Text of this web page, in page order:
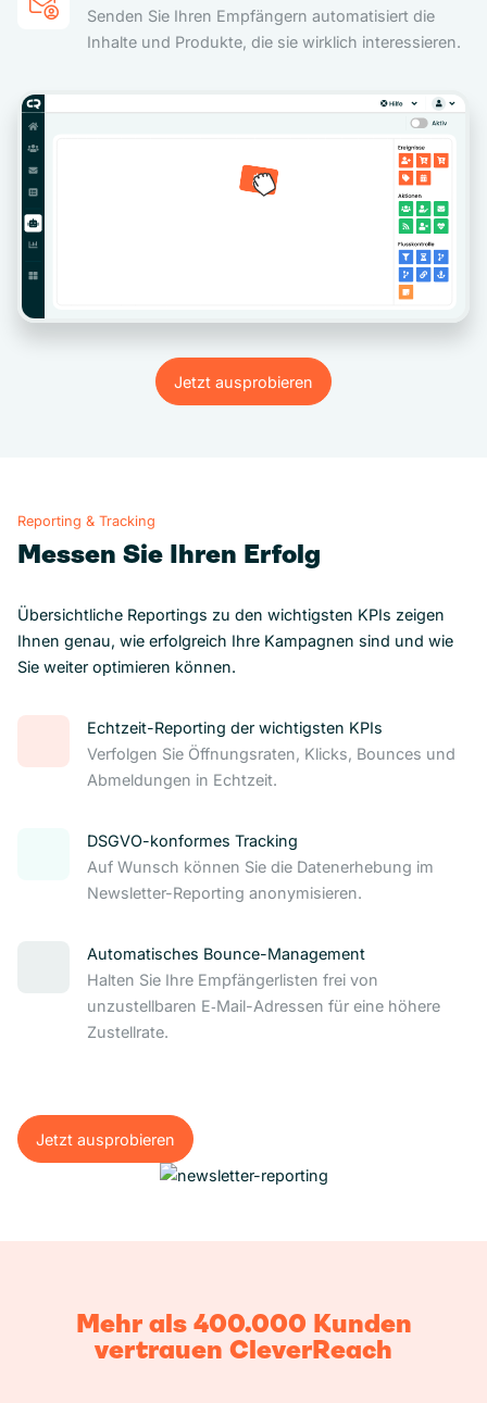
Senden Sie Ihren Empfängern automatisiert die
Inhalte und Produkte, die sie wirklich interessieren.
Jetzt ausprobieren
Jetzt ausprobieren
Reporting & Tracking
Messen Sie Ihren Erfolg
Übersichtliche Reportings zu den wichtigsten KPIs zeigen
Ihnen genau, wie erfolgreich Ihre Kampagnen sind und wie
Sie weiter optimieren können.
Echtzeit-Reporting der wichtigsten KPIs
Verfolgen Sie Öffnungsraten, Klicks, Bounces und
Abmeldungen in Echtzeit.
DSGVO-konformes Tracking
Auf Wunsch können Sie die Datenerhebung im
Newsletter-Reporting anonymisieren.
Automatisches Bounce-Management
Halten Sie Ihre Empfängerlisten frei von
unzustellbaren E‑Mail-Adressen für eine höhere
Zustellrate.
Jetzt ausprobieren
Jetzt ausprobieren
Mehr als 400.000 Kunden
vertrauen CleverReach